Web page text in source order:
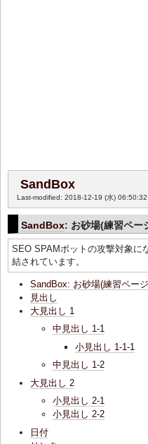
SandBox
Last-modified: 2018-12-19 (水) 06:50:32
SandBox: お砂場(練習ペー
SEO SPAMボットの攻撃対象に
結されています。
SandBox: お砂場(練習ペー
見出し
大見出し 1
中見出し 1-1
小見出し 1-1-1
中見出し 1-2
大見出し 2
小見出し 2-1
小見出し 2-2
日付